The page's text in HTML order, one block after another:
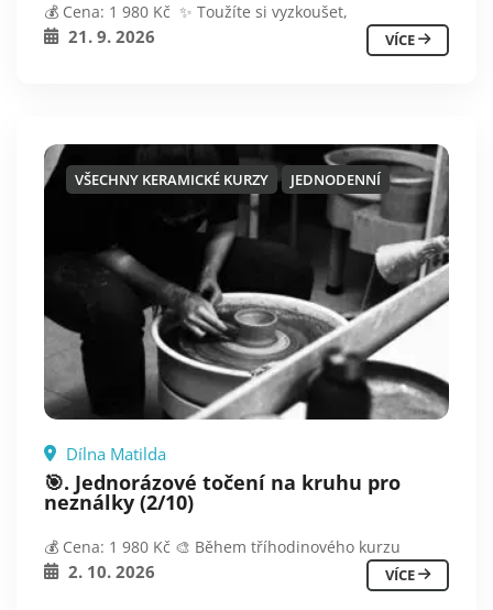
💰 Cena: 1 980 Kč ✨ Toužíte si vyzkoušet,
21. 9. 2026 VÍCE
VŠECHNY KERAMICKÉ KURZY JEDNODENNÍ
Dílna Matilda
🎯. Jednorázové točení na kruhu pro
neználky (2/10)
💰 Cena: 1 980 Kč 🎨 Během tříhodinového kurzu
2. 10. 2026 VÍCE